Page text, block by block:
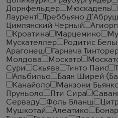
Дорнфельдер
Мюскадель
Лаурент
Треббьяно
Цимлянский Черный
Кроатина
Марцемино
Мускателлер
Родитис
Арагонеш
Гарнача
Молдова
Москато
Сури
Скьява Тинто Паис
Альбильо
Баян Ширей
Канайоло
Манзони
Пруньоло
Пти Сира
Серваду
Фоль Бланш
Мушкотай
Алеатико